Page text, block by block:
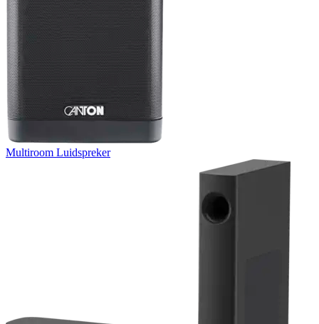
Multiroom Luidspreker